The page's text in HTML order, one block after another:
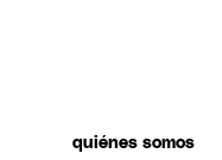
quiénes somos